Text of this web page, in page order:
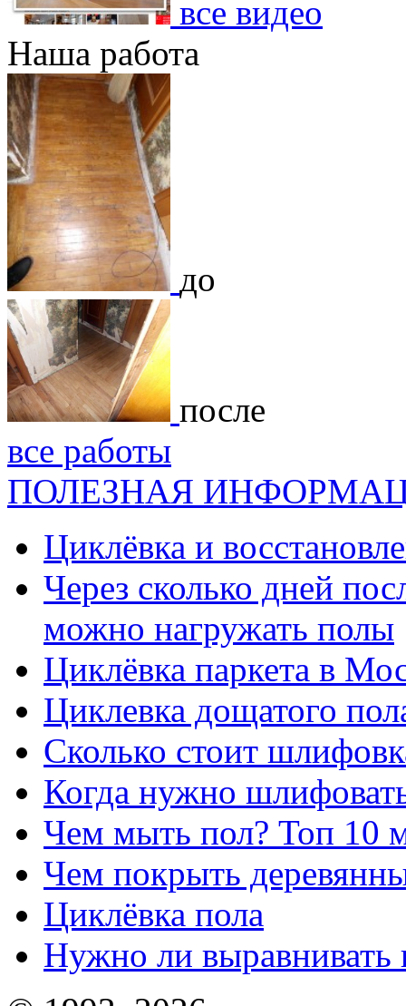
все видео
Наша работа
до
после
все работы
ПОЛЕЗНАЯ
Циклёвка и
Через сколько дней
можно нагружать полы
Циклёвка паркета в
Циклевка дощатого
Сколько стоит
Когда нужно
Чем мыть пол? Топ 10
Чем покрыть
Циклёвка пола
Нужно ли выравнивать